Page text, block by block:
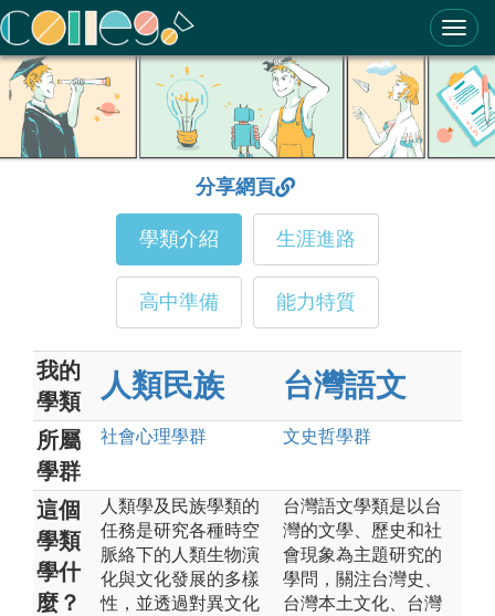
ColleGo! 大學選才與高中育才輔助系統
分享網頁
學類介紹 生涯進路
高中準備 能力特質
我的
學類
人類民族 台灣語文
所屬
學群
社會心理學群 文史哲學群
這個
學類
學什
麼？
人類學及民族學類的
任務是研究各種時空
脈絡下的人類生物演
化與文化發展的多樣
性，並透過對異文化
台灣語文學類是以台
灣的文學、歷史和社
會現象為主題研究的
學問，關注台灣史、
台灣本土文化、台灣